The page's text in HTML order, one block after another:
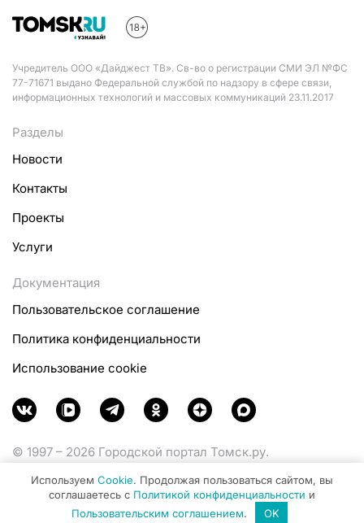
Учредитель ООО «Дайджест ТВ». Св-во о регистрации СМИ ЭЛ №ФС
77-71671 выдано Федеральной службой по надзору в сфере связи,
информационных технологий и массовых коммуникаций 23.11.2017
Разделы
Новости
Контакты
Проекты
Услуги
Документация
Пользовательское соглашение
Политика конфиденциальности
Использование cookie
© 1997 – 2026 Городской портал Томск.ру.
Министерства цифрового развития, связи и массовых
коммуникаций Российской Федерации.
Используем Cookie. Продолжая пользоваться сайтом, вы
соглашаетесь с Политикой конфиденциальности и
Пользовательским соглашением. OK